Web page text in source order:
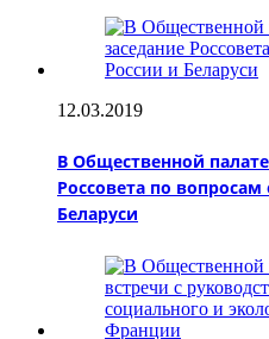
12.03.2019
В Общественной
Россовета по
Беларуси